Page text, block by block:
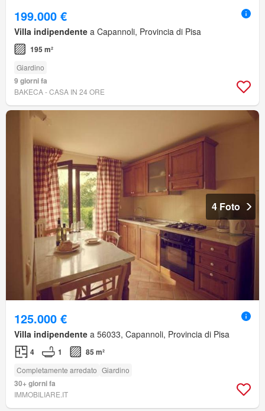
199.000 €
Villa indipendente a Capannoli, Provincia di Pisa
195 m²
Giardino
9 giorni fa
BAKECA - CASA IN 24 ORE
4 Foto
125.000 €
Villa indipendente a 56033, Capannoli, Provincia di Pisa
4 1 85 m²
Completamente arredato Giardino
30+ giorni fa
IMMOBILIARE.IT